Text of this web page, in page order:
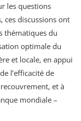
les questions
ces discussions ont
thématiques du
optimale du
et locale, en appui
l’efficacité de
et à
mondiale –